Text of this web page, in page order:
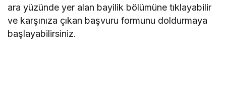
ara yüzünde yer alan bayilik bölümüne tıklayabilir
ve karşınıza çıkan başvuru formunu doldurmaya
başlayabilirsiniz.